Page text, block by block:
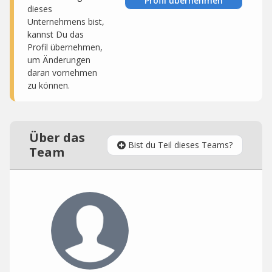
dieses
Unternehmens bist,
kannst Du das
Profil übernehmen,
um Änderungen
daran vornehmen
zu können.
Über das
Team
Bist du Teil dieses Teams?